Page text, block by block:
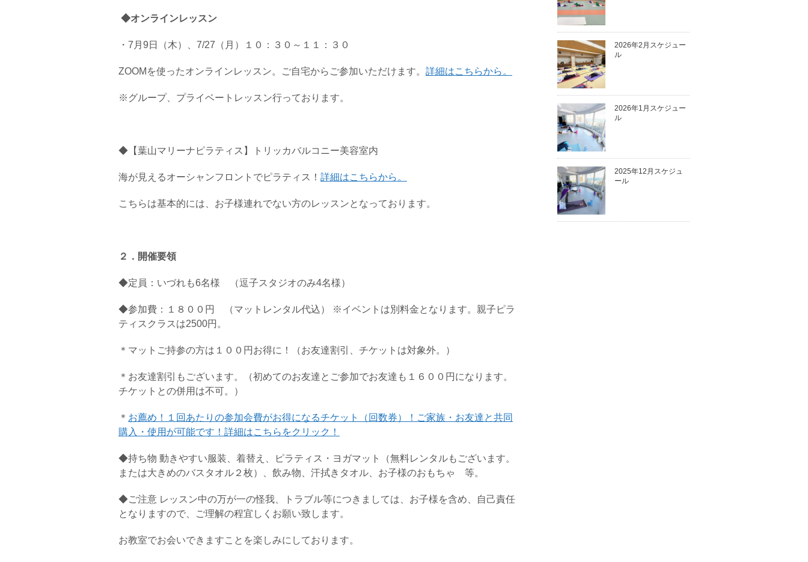
◆オンラインレッスン
・7月9日（木）、7/27（月）１０：３０～１１：３０
ZOOMを使ったオンラインレッスン。ご自宅からご参加いただけます。 詳細はこちらから。
※グループ、プライベートレッスン行っております。
◆【葉山マリーナピラティス】トリッカバルコニー美容室内
海が見えるオーシャンフロントでピラティス！ 詳細はこちらから。
こちらは基本的には、お子様連れでない方のレッスンとなっております。
２．開催要領
◆定員：いづれも6名様 （逗子スタジオのみ4名様）
◆参加費：１８００円 （マットレンタル代込） ※イベントは別料金となります。親子ピラ
ティスクラスは2500円。
＊マットご持参の方は１００円お得に！（お友達割引、チケットは対象外。）
＊お友達割引もございます。（初めてのお友達とご参加でお友達も１６００円になります。
チケットとの併用は不可。）
＊ お薦め！１回あたりの参加会費がお得になるチケット（回数券）！ご家族・お友達と共同
購入・使用が可能です！詳細はこちらをクリック！
◆持ち物 動きやすい服装、着替え、ピラティス・ヨガマット（無料レンタルもございます。
または大きめのバスタオル２枚）、飲み物、汗拭きタオル、お子様のおもちゃ 等。
◆ご注意 レッスン中の万が一の怪我、トラブル等につきましては、お子様を含め、自己責任
となりますので、ご理解の程宜しくお願い致します。
お教室でお会いできますことを楽しみにしております。
2026年2月スケジュー
ル
2026年1月スケジュー
ル
2025年12月スケジュ
ール